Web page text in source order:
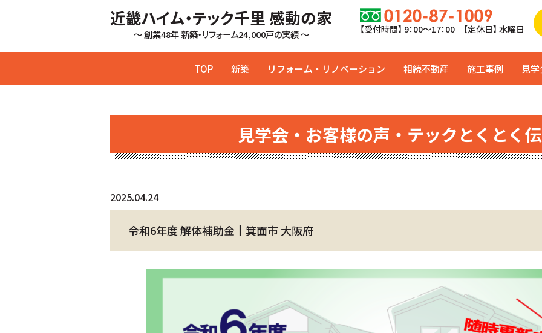
近畿ハイム・テック千里 感動の家
～ 創業48年 新築・リフォーム24,000戸の実績 ～ 【受付時間】 9：00〜17：00 【定休日】 水曜日
TOP 新築 リフォーム・リノベーション 相続不動産 施工事例 見
見学会・お客様の声・テックとくとく
2025.04.24
令和6年度 解体補助金┃箕面市 大阪府